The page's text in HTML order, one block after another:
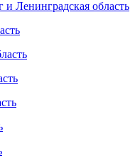
и Ленинградская область